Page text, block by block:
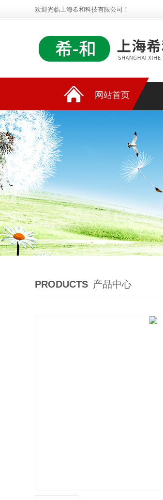
欢迎光临上海希和科技有限公司！
网站首页
PRODUCTS 产品中心